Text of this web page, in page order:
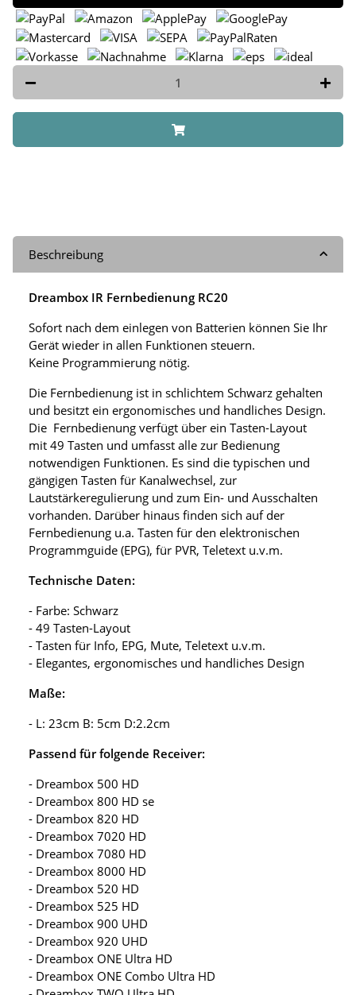
Beschreibung
Dreambox IR Fernbedienung RC20
Sofort nach dem einlegen von Batterien können Sie Ihr
Gerät wieder in allen Funktionen steuern.
Keine Programmierung nötig.
Die Fernbedienung ist in schlichtem Schwarz gehalten
und besitzt ein ergonomisches und handliches Design.
Die Fernbedienung verfügt über ein Tasten-Layout
mit 49 Tasten und umfasst alle zur Bedienung
notwendigen Funktionen. Es sind die typischen und
gängigen Tasten für Kanalwechsel, zur
Lautstärkeregulierung und zum Ein- und Ausschalten
vorhanden. Darüber hinaus finden sich auf der
Fernbedienung u.a. Tasten für den elektronischen
Programmguide (EPG), für PVR, Teletext u.v.m.
Technische Daten:
- Farbe: Schwarz
- 49 Tasten-Layout
- Tasten für Info, EPG, Mute, Teletext u.v.m.
- Elegantes, ergonomisches und handliches Design
Maße:
- L: 23cm B: 5cm D:2.2cm
Passend für folgende Receiver:
- Dreambox 500 HD
- Dreambox 800 HD se
- Dreambox 820 HD
- Dreambox 7020 HD
- Dreambox 7080 HD
- Dreambox 8000 HD
- Dreambox 520 HD
- Dreambox 525 HD
- Dreambox 900 UHD
- Dreambox 920 UHD
- Dreambox ONE Ultra HD
- Dreambox ONE Combo Ultra HD